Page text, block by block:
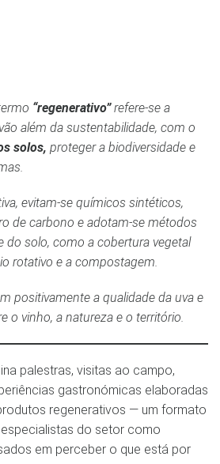
“regenerativo”refere-se a
além da sustentabilidade, com o
solos, proteger a biodiversidade e
evitam-se químicos sintéticos,
de carbono e adotam-se métodos
do solo, como a cobertura vegetal
rotativo e a compostagem.
positivamente a qualidade da uva e
o vinho, a natureza e o território.
palestras, visitas ao campo,
gastronómicas elaboradas
regenerativos — um formato
do setor como
em perceber o que está por